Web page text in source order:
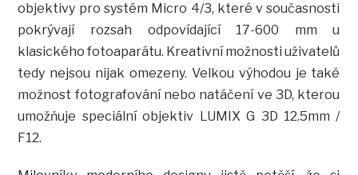
objektivy pro systém Micro 4/3, které v současnosti
pokrývají rozsah odpovídající 17-600 mm u
klasického fotoaparátu. Kreativní možnosti uživatelů
tedy nejsou nijak omezeny. Velkou výhodou je také
možnost fotografování nebo natáčení ve 3D, kterou
umožňuje speciální objektiv LUMIX G 3D 12.5mm /
F12.